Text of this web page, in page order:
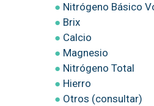
● Nitrógeno Básico
● Brix
● Calcio
● Magnesio
● Nitrógeno Total
● Hierro
● Otros (consultar)